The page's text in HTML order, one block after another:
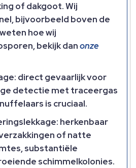
of dakgoot. Wij
bijvoorbeeld boven de
hoe wij
bekijk danonze
direct gevaarlijk voor
detectie met traceergas
is cruciaal.
herkenbaar
of natte
substantiële
schimmelkolonies.